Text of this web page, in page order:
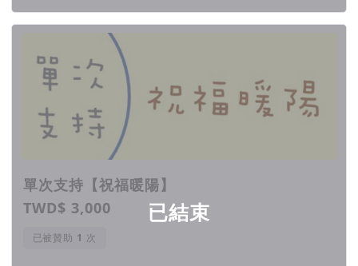
☼期待透過小畫家培育與線上美術館成立計畫，打造兒童和家長
共同成長的雙贏結果!
☼也期待協會所散發出的溫暖可以持續地在每個人心中流傳著...
一起加入小美術家培育計畫吧!
▍風險與變數 已結束
單次支持【祝福暖陽】
TWD$ 3,000
已被贊助 次